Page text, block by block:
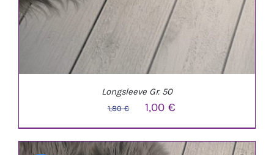
Longsleeve Gr. 50
1,80€
Ursprünglicher
Preis
war:
1,00€
Preis
ist: